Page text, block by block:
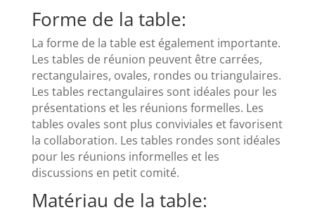
Forme de la table:
La forme de la table est également importante.
Les tables de réunion peuvent être carrées,
rectangulaires, ovales, rondes ou triangulaires.
Les tables rectangulaires sont idéales pour les
présentations et les réunions formelles. Les
tables ovales sont plus conviviales et favorisent
la collaboration. Les tables rondes sont idéales
pour les réunions informelles et les
discussions en petit comité.
Matériau de la table: